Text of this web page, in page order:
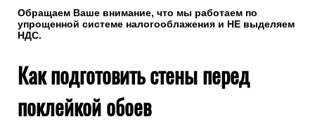
Обращаем Ваше внимание, что мы работаем по
упрощенной системе налогооблажения и НЕ выделяем
НДС.
Как подготовить стены перед
поклейкой обоев